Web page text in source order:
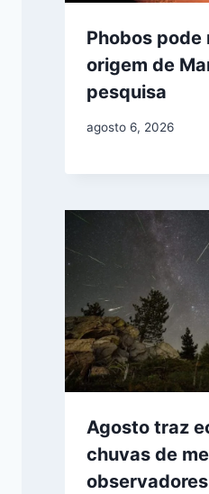
Phobos pode
origem de
pesquisa
agosto 6, 2026
Agosto traz
chuvas de
observadores